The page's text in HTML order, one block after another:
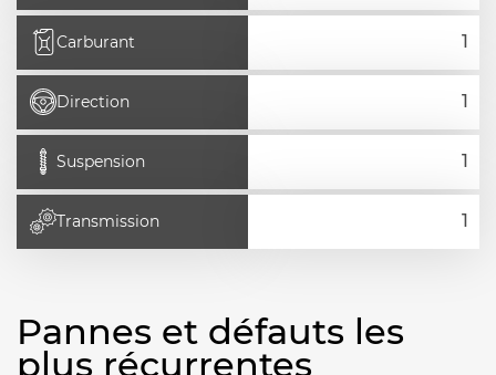
Carburant
Direction
Suspension
Transmission
Pannes et défauts les
plus récurrentes